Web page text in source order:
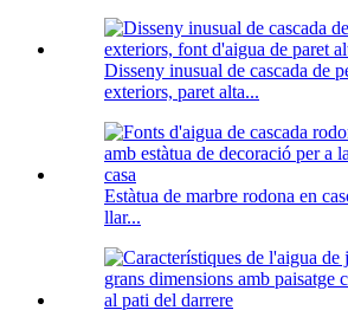
Disseny inusual de cascada de
exteriors, paret alta...
Estàtua de marbre rodona en
llar...